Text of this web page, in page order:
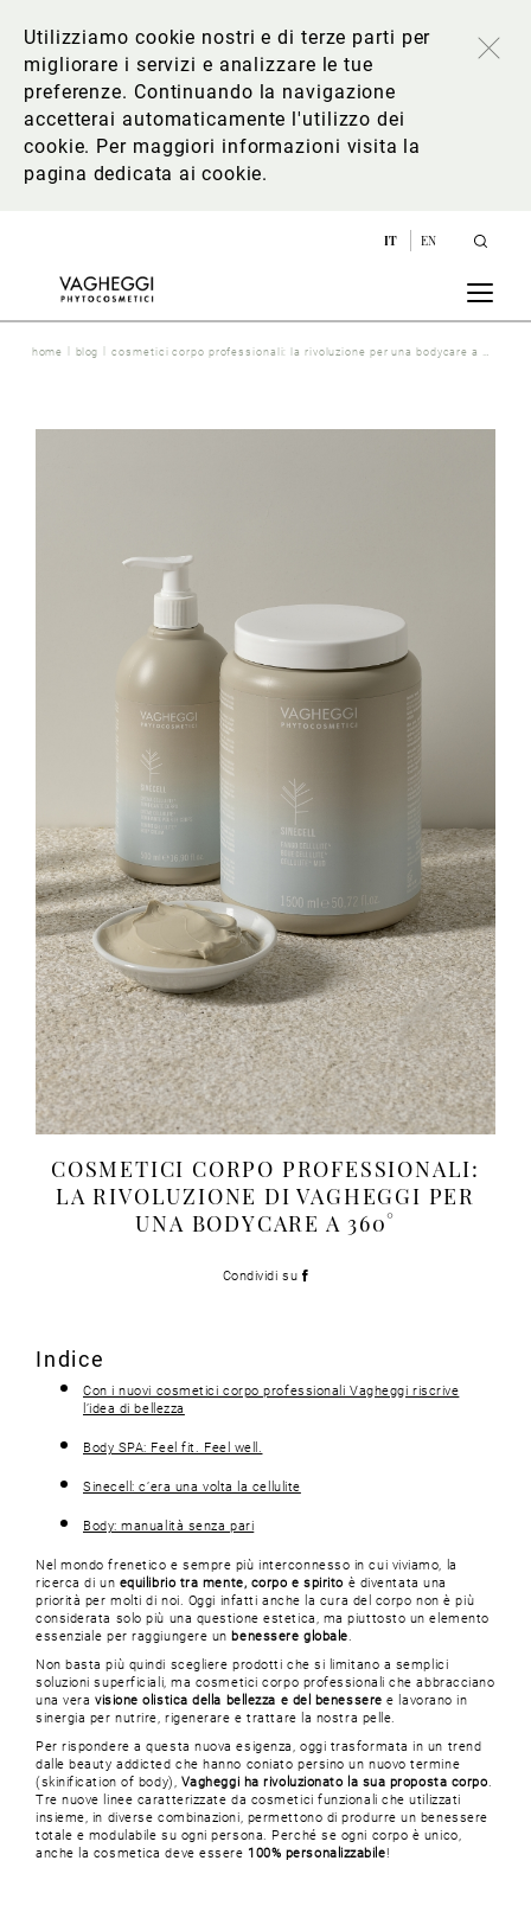
Utilizziamo cookie nostri e di terze parti per
migliorare i servizi e analizzare le tue
preferenze. Continuando la navigazione
accetterai automaticamente l'utilizzo dei
cookie. Per maggiori informazioni visita la
pagina dedicata ai cookie.
IT EN
home blog
COSMETICI CORPO PROFESSIONALI:
LA RIVOLUZIONE DI VAGHEGGI PER
UNA BODYCARE A 360°
Condividi su
Indice
Con i nuovi cosmetici corpo professionali Vagheggi riscrive
l’idea di bellezza
Body SPA: Feel fit. Feel well.
Sinecell: c’era una volta la cellulite
Body: manualità senza pari
Nel mondo frenetico e sempre più interconnesso in cui viviamo, la
ricerca di un equilibrio tra mente, corpo e spirito è diventata una
priorità per molti di noi. Oggi infatti anche la cura del corpo non è più
considerata solo più una questione estetica, ma piuttosto un elemento
essenziale per raggiungere un benessere globale.
Non basta più quindi scegliere prodotti che si limitano a semplici
soluzioni superficiali, ma cosmetici corpo professionali che abbracciano
una vera visione olistica della bellezza e del benesseree lavorano in
sinergia per nutrire, rigenerare e trattare la nostra pelle.
Per rispondere a questa nuova esigenza, oggi trasformata in un trend
dalle beauty addicted che hanno coniato persino un nuovo termine
(skinification of body), Vagheggi ha rivoluzionato la sua proposta corpo.
Tre nuove linee caratterizzate da cosmetici funzionali che utilizzati
insieme, in diverse combinazioni, permettono di produrre un benessere
totale e modulabile su ogni persona. Perché se ogni corpo è unico,
anche la cosmetica deve essere 100% personalizzabile!